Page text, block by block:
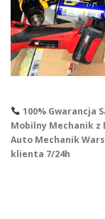
100% Gwarancja
Mobilny Mechanik z
Auto Mechanik
klienta 7/24h